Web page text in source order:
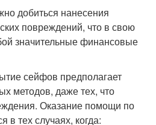
добиться нанесения
повреждений, что в свою
значительные финансовые
сейфов предполагает
методов, даже тех, что
Оказание помощи по
в тех случаях, когда: